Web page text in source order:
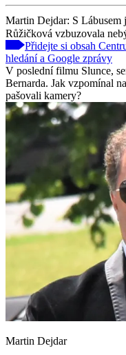
Martin Dejdar: S Lábusem
Růžičková vzbuzovala
Přidejte si obsah
hledání a Google zprávy
V poslední filmu Slunce,
Bernarda. Jak vzpomínal
pašovali kamery?
Martin Dejdar